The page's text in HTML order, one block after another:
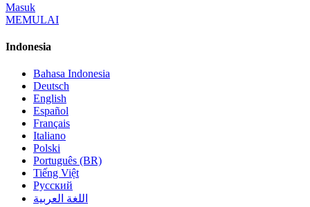
Masuk
MEMULAI
Indonesia
Bahasa Indonesia
Deutsch
English
Español
Français
Italiano
Polski
Português (BR)
Tiếng Việt
Русский
اللغة العربية